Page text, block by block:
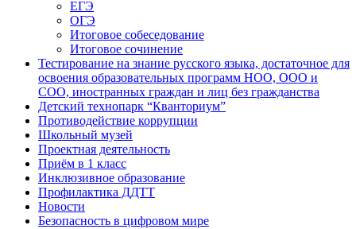
ЕГЭ
ОГЭ
Итоговое собеседование
Итоговое сочинение
Тестирование на знание русского языка, достаточное для
освоения образовательных программ НОО, ООО и
СОО, иностранных граждан и лиц без гражданства
Детский технопарк “Кванториум”
Противодействие коррупции
Школьный музей
Проектная деятельность
Приём в 1 класс
Инклюзивное образование
Профилактика ДДТТ
Новости
Безопасность в цифровом мире